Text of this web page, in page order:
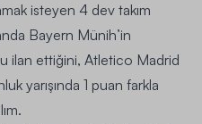
isteyen 4 dev takım
Bayern Münih’in
ilan ettiğini, Atletico Madrid
yarışında 1 puan farkla